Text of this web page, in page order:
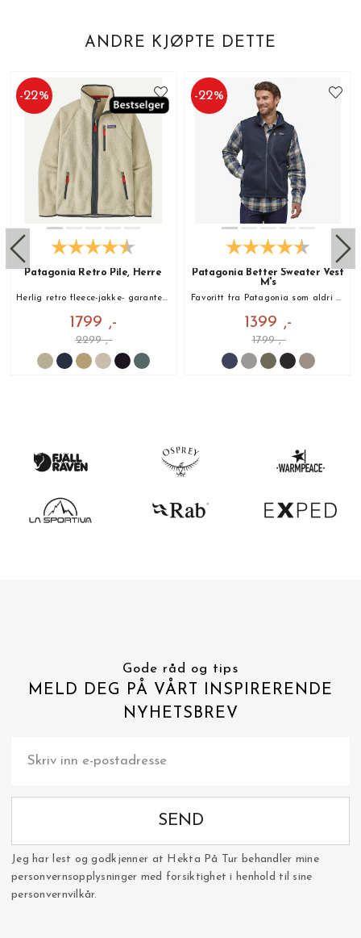
ANDRE KJØPTE DETTE
-22%
Patagonia Retro Pile, Herre
Herlig retro fleece-jakke- garantert til å holde deg varm!
1799 ,-
2299 ,-
-22%
Patagonia Better Sweater Vest
M's
Favoritt fra Patagonia som aldri går av moten!
1399 ,-
1799 ,-
Gode råd og tips
MELD DEG PÅ VÅRT INSPIRERENDE
NYHETSBREV
SEND
Jeg har lest og godkjenner at Hekta På Tur behandler mine
personvernsopplysninger med forsiktighet i henhold til sine
personvernvilkår.